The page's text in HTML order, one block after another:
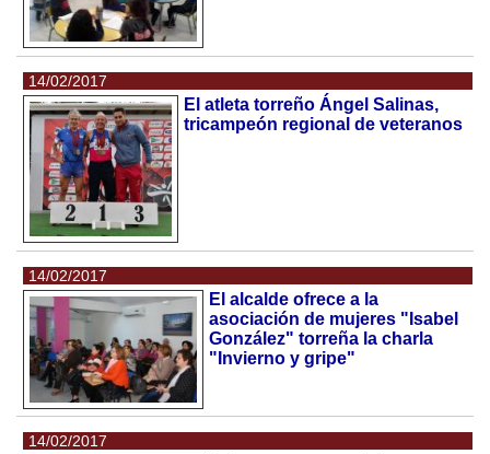
14/02/2017
El atleta torreño Ángel Salinas,
tricampeón regional de veteranos
14/02/2017
El alcalde ofrece a la
asociación de mujeres "Isabel
González" torreña la charla
"Invierno y gripe"
14/02/2017